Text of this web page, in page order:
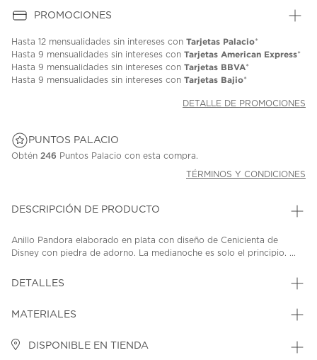
PROMOCIONES
Hasta 12 mensualidades sin intereses con Tarjetas Palacio*
Hasta 9 mensualidades sin intereses con Tarjetas American Express*
Hasta 9 mensualidades sin intereses con Tarjetas BBVA*
Hasta 9 mensualidades sin intereses con Tarjetas Bajio*
DETALLE DE PROMOCIONES
PUNTOS PALACIO
Obtén 246 Puntos Palacio con esta compra.
TÉRMINOS Y CONDICIONES
DESCRIPCIÓN DE PRODUCTO
Anillo Pandora elaborado en plata con diseño de Cenicienta de
Disney con piedra de adorno. La medianoche es solo el principio. ...
DETALLES
MATERIALES
DISPONIBLE EN TIENDA